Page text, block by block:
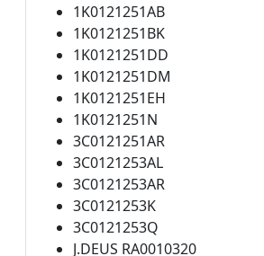
1K0121251AB
1K0121251BK
1K0121251DD
1K0121251DM
1K0121251EH
1K0121251N
3C0121251AR
3C0121253AL
3C0121253AR
3C0121253K
3C0121253Q
J.DEUS RA0010320